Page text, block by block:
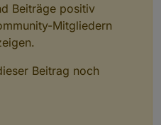
Beiträge positiv
Mitgliedern
Beitrag noch